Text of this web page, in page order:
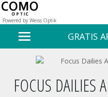
Powered by Weiss Optik
GRATIS
FOCUS DAILIES